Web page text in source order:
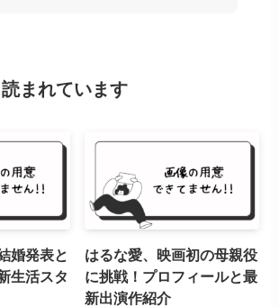
まれています
婚発表と
生活スタ
はるな愛、映画初の母親役
に挑戦！プロフィールと最
新出演作紹介